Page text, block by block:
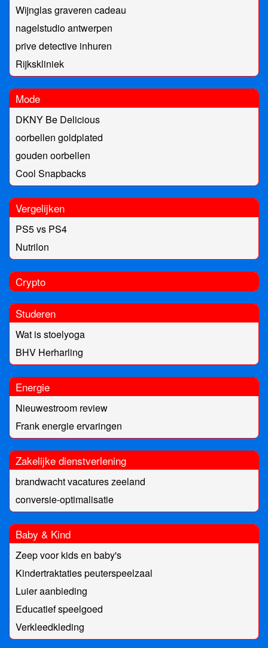
Wijnglas graveren cadeau
nagelstudio antwerpen
prive detective inhuren
Rijkskliniek
Mode
DKNY Be Delicious
oorbellen goldplated
gouden oorbellen
Cool Snapbacks
Vergelijken
PS5 vs PS4
Nutrilon
Crypto
Studeren
Wat is stoelyoga
BHV Herharling
Energie
Nieuwestroom review
Frank energie ervaringen
Zakelijke dienstverlening
brandwacht vacatures zeeland
conversie-optimalisatie
Baby & Kind
Zeep voor kids en baby's
Kindertraktaties peuterspeelzaal
Luier aanbieding
Educatief speelgoed
Verkleedkleding